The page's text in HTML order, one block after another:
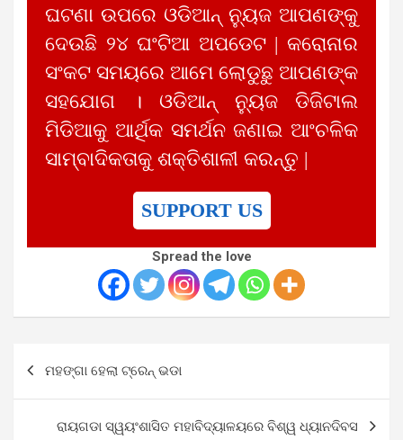
ଘଟଣା ଉପରେ ଓଡିଆନ୍ ନ୍ୟୁଜ ଆପଣଙ୍କୁ
ଦେଉଛି ୨୪ ଘଂଟିଆ ଅପଡେଟ | କରୋନାର
ସଂକଟ ସମୟରେ ଆମେ ଲୋଡୁଛୁ ଆପଣଙ୍କ
ସହଯୋଗ । ଓଡିଆନ୍ ନ୍ୟୁଜ ଡିଜିଟାଲ
ମିଡିଆକୁ ଆର୍ଥିକ ସମର୍ଥନ ଜଣାଇ ଆଂଚଳିକ
ସାମ୍ବାଦିକତାକୁ ଶକ୍ତିଶାଳୀ କରନ୍ତୁ |
SUPPORT US
Spread the love
navigation
ମହଙ୍ଗା ହେଲା ଟ୍ରେନ୍ ଭଡା
ରାୟଗଡା ସ୍ୱୟଂଶାସିତ ମହାବିଦ୍ୟାଳୟରେ ବିଶ୍ୱ ଧ୍ୟାନଦିବସ